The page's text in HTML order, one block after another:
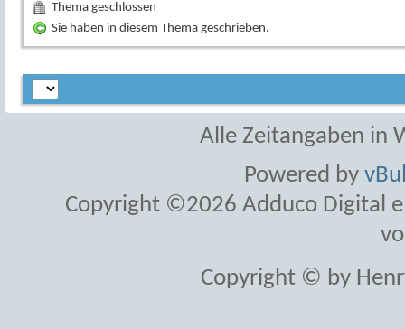
Thema geschlossen
Sie haben in diesem Thema geschrieben.
Alle Zeitangaben in
Powered by
Copyright ©2026 Adduco Digital
Copyright © by